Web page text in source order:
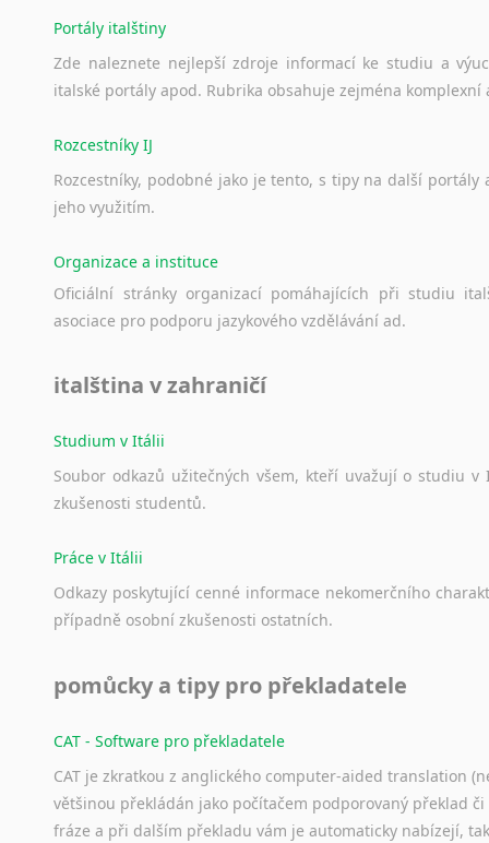
Portály italštiny
Zde naleznete nejlepší zdroje informací ke studiu a
italské portály apod. Rubrika obsahuje zejména komplexní
Rozcestníky IJ
Rozcestníky, podobné jako je tento, s tipy na další portály
jeho využitím.
Organizace a instituce
Oficiální stránky organizací pomáhajících při studiu
asociace pro podporu jazykového vzdělávání ad.
italština v zahraničí
Studium v Itálii
Soubor odkazů užitečných všem, kteří uvažují o studiu v
zkušenosti studentů.
Práce v Itálii
Odkazy poskytující cenné informace nekomerčního
případně osobní zkušenosti ostatních.
pomůcky a tipy pro překladatele
CAT - Software pro překladatele
CAT je zkratkou z anglického computer-aided translation
většinou překládán jako počítačem podporovaný překlad
fráze a při dalším překladu vám je automaticky nabízejí,